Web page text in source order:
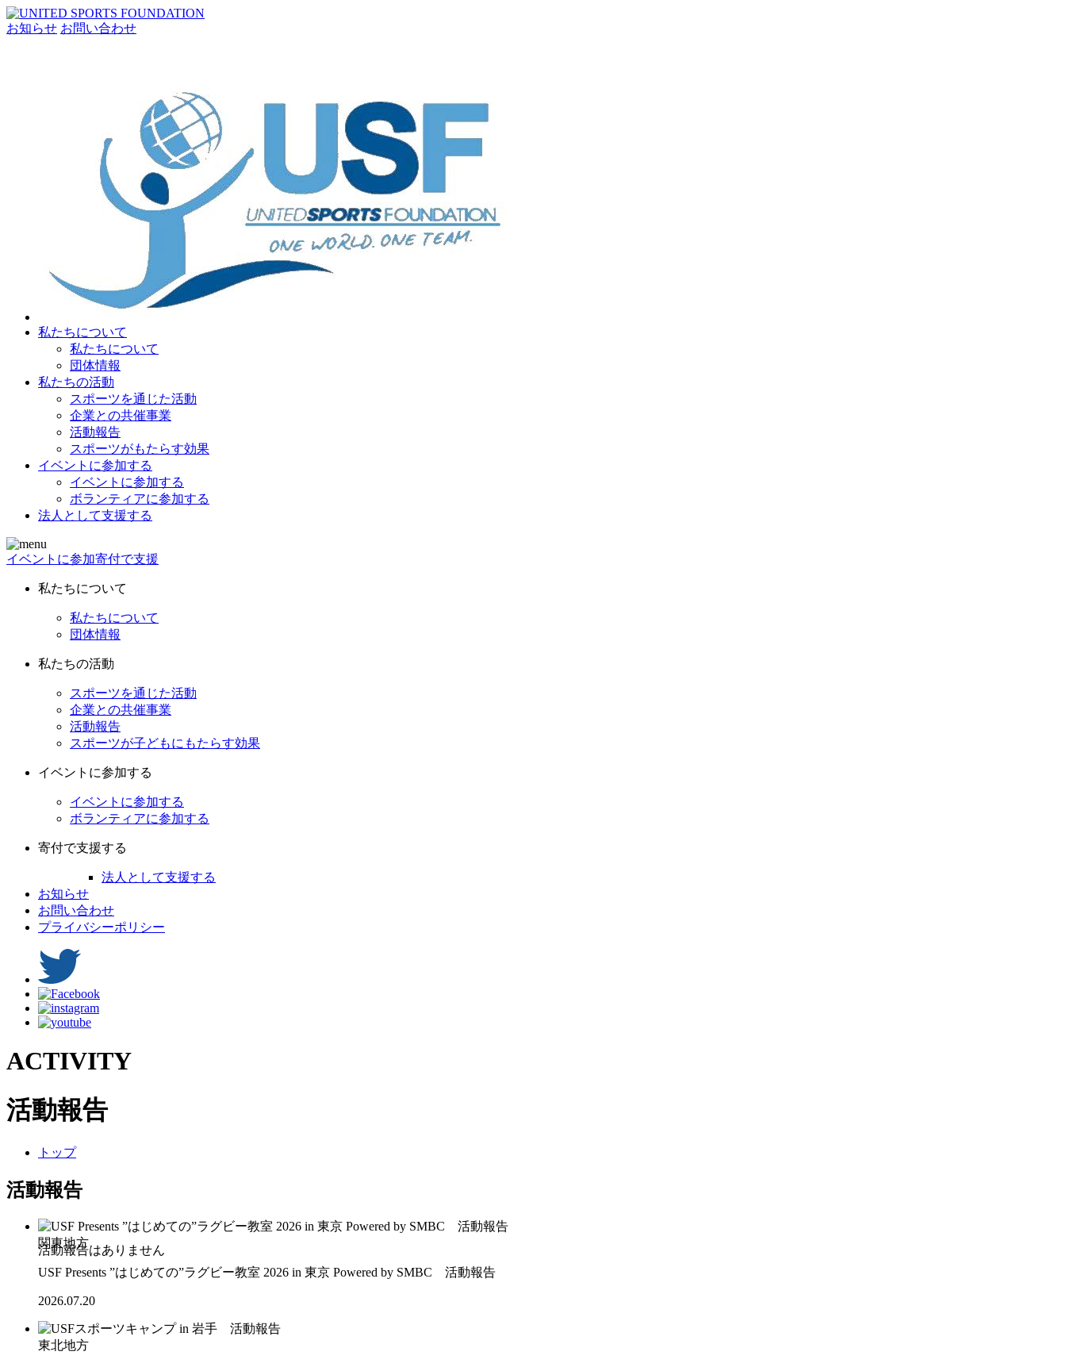
お知らせ お問い合わせ
私たちについて
私たちについて
団体情報
私たちの活動
スポーツを通じた活動
企業との共催事業
活動報告
スポーツがもたらす効果
イベントに参加する
イベントに参加する
ボランティアに参加する
法人として支援する
イベントに参加寄付で支援
私たちについて
私たちについて
団体情報
私たちの活動
スポーツを通じた活動
企業との共催事業
活動報告
スポーツが子どもにもたらす効果
イベントに参加する
イベントに参加する
ボランティアに参加する
寄付で支援する
法人として支援する
お知らせ
お問い合わせ
プライバシーポリシー
ACTIVITY
活動報告
トップ
活動報告
関東地方
USF Presents ”はじめての”ラグビー教室 2026 in 東京 Powered by SMBC 活動報告
2026.07.20
東北地方